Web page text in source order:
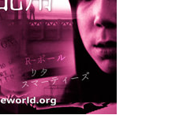
ください
してください